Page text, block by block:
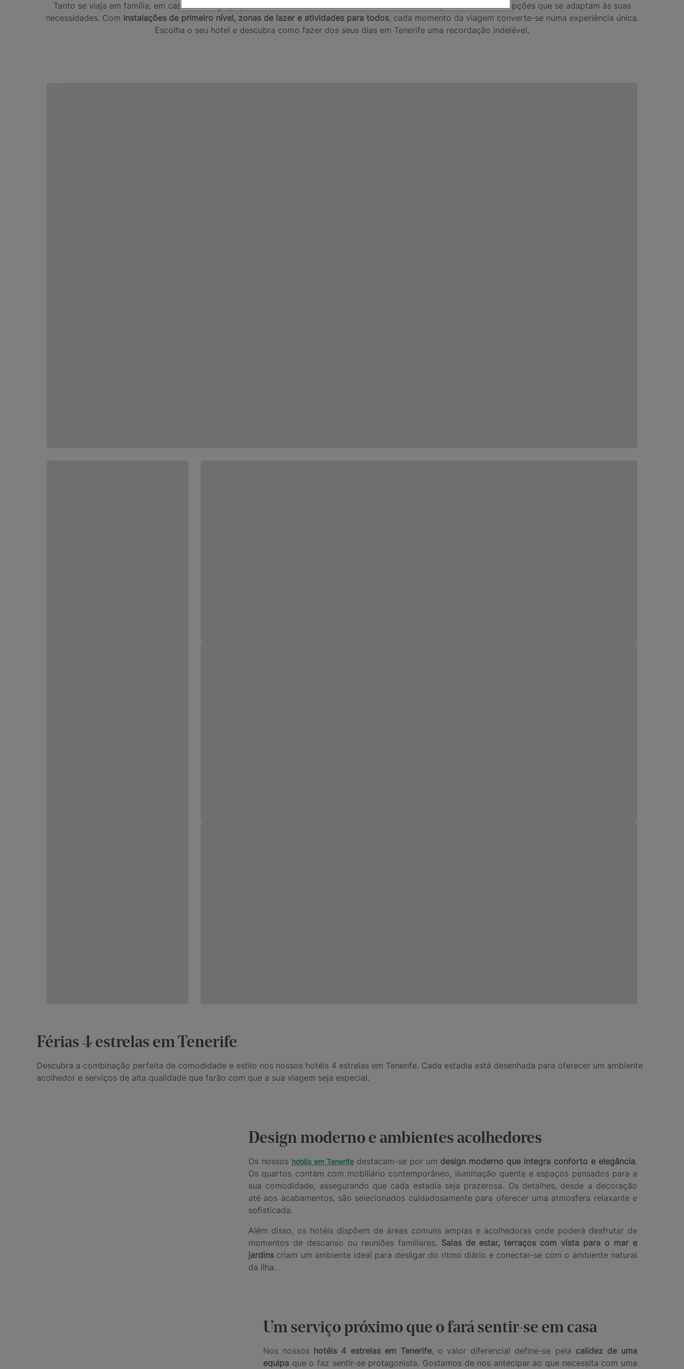
Tanto se viaja em família, em casal ou em grupo, os
oferecem uma ampla variedade de opções que se adaptam às suas
necessidades. Com instalações de primeiro nível, zonas de lazer e atividades para todos, cada momento da viagem converte-se numa experiência única.
Escolha o seu hotel e descubra como fazer dos seus dias em Tenerife uma recordação indelével.
Férias 4 estrelas em Tenerife
Descubra a combinação perfeita de comodidade e estilo nos nossos hotéis 4 estrelas em Tenerife. Cada estadia está desenhada para oferecer um ambiente
acolhedor e serviços de alta qualidade que farão com que a sua viagem seja especial.
Design moderno e ambientes acolhedores
Os nossos hotéis em Tenerifedestacam-se por um design moderno que integra conforto e elegância.
Os quartos contam com mobiliário contemporâneo, iluminação quente e espaços pensados para a
sua comodidade, assegurando que cada estadia seja prazerosa. Os detalhes, desde a decoração
até aos acabamentos, são selecionados cuidadosamente para oferecer uma atmosfera relaxante e
sofisticada.
Além disso, os hotéis dispõem de áreas comuns amplas e acolhedoras onde poderá desfrutar de
momentos de descanso ou reuniões familiares. Salas de estar, terraços com vista para o mar e
jardins criam um ambiente ideal para desligar do ritmo diário e conectar-se com o ambiente natural
da ilha.
Um serviço próximo que o fará sentir-se em casa
Nos nossos hotéis 4 estrelas em Tenerife, o valor diferencial define-se pela calidez de uma
equipa que o faz sentir-se protagonista. Gostamos de nos antecipar ao que necessita com uma